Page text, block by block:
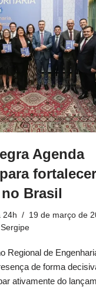
Agenda
fortalecer
Brasil
24h
19 de março de
Regional de
de forma
ativamente do